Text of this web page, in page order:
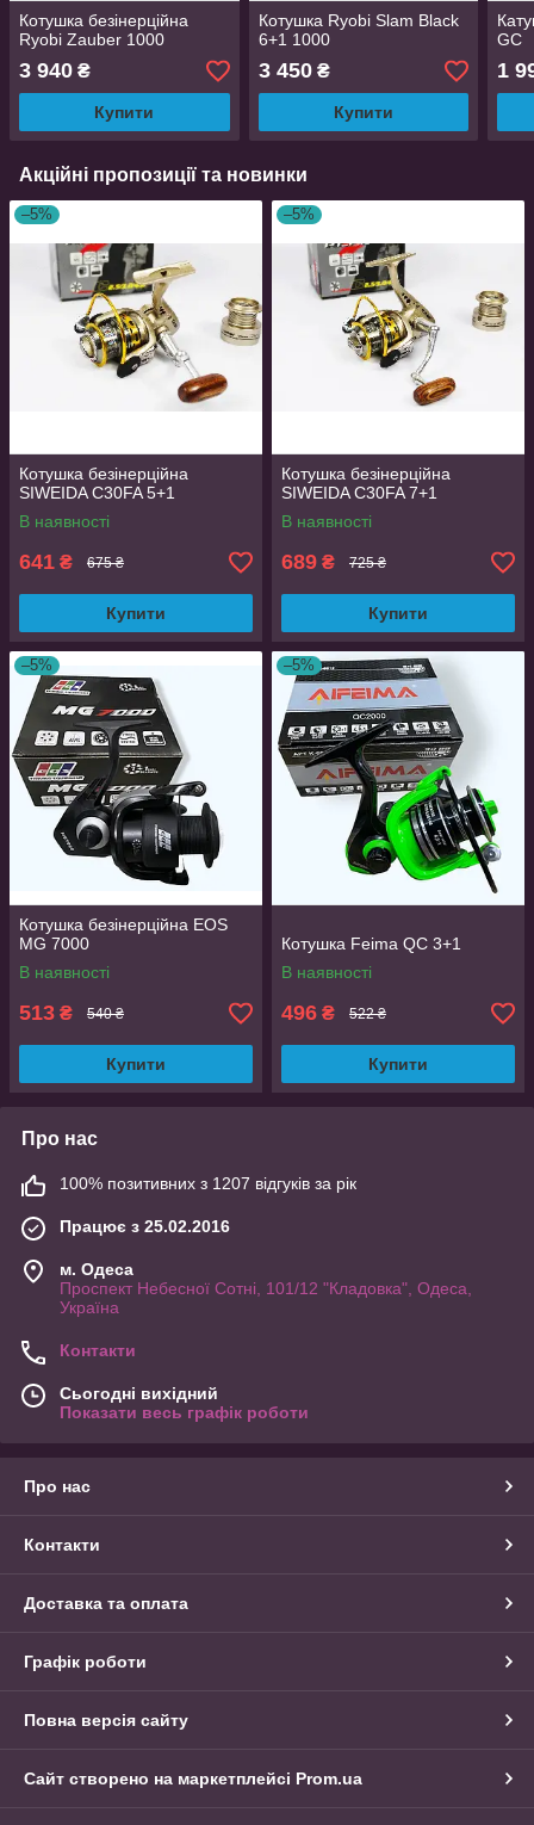
Котушка безінерційна
Ryobi Zauber 1000
3 940 ₴
Купити
Котушка Ryobi Slam Black
6+1 1000
3 450₴
Купити
GC
1
Акційні пропозиції та новинки
–5%
Котушка безінерційна
SIWEIDA C30FA 5+1
В наявності
641 ₴ 675 ₴
Купити
–5%
Котушка безінерційна
SIWEIDA C30FA 7+1
В наявності
689 ₴ 725 ₴
Купити
–5%
Котушка безінерційна EOS
MG 7000
В наявності
513 ₴ 540 ₴
Купити
–5%
Котушка Feima QC 3+1
В наявності
496 ₴ 522 ₴
Купити
Про нас
100% позитивних з 1207 відгуків за рік
Працює з 25.02.2016
м. Одеса
Проспект Небесної Сотні, 101/12 "Кладовка", Одеса,
Україна
Контакти
Сьогодні вихідний
Показати весь графік роботи
Про нас
Контакти
Доставка та оплата
Графік роботи
Повна версія сайту
Сайт створено на маркетплейсі Prom.ua